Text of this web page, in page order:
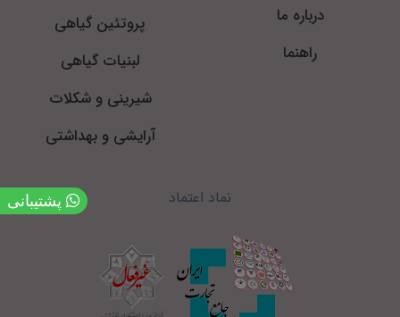
درباره ما
راهنما
پروتئین گیاهی
لبنیات گیاهی
شیرینی و شکلات
آرایشی و بهداشتی
نماد اعتماد پشتیبانی